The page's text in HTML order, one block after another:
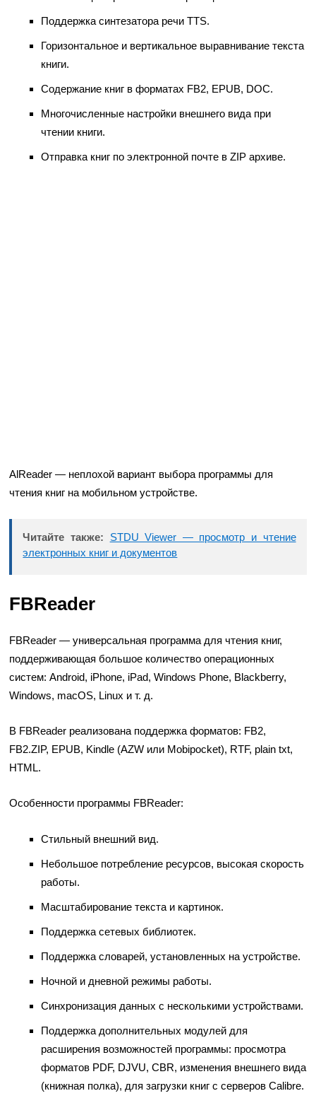
Поддержка синтезатора речи TTS.
Горизонтальное и вертикальное выравнивание текста
книги.
Содержание книг в форматах FB2, EPUB, DOC.
Многочисленные настройки внешнего вида при
чтении книги.
Отправка книг по электронной почте в ZIP архиве.
AlReader — неплохой вариант выбора программы для
чтения книг на мобильном устройстве.
Читайте также:
STDU Viewer — просмотр и чтение
электронных книг и документов
FBReader
FBReader — универсальная программа для чтения книг,
поддерживающая большое количество операционных
систем: Android, iPhone, iPad, Windows Phone, Blackberry,
Windows, macOS, Linux и т. д.
В FBReader реализована поддержка форматов: FB2,
FB2.ZIP, EPUB, Kindle (AZW или Mobipocket), RTF, plain txt,
HTML.
Особенности программы FBReader:
Стильный внешний вид.
Небольшое потребление ресурсов, высокая скорость
работы.
Масштабирование текста и картинок.
Поддержка сетевых библиотек.
Поддержка словарей, установленных на устройстве.
Ночной и дневной режимы работы.
Синхронизация данных с несколькими устройствами.
Поддержка дополнительных модулей для
расширения возможностей программы: просмотра
форматов PDF, DJVU, CBR, изменения внешнего вида
(книжная полка), для загрузки книг с серверов Calibre.